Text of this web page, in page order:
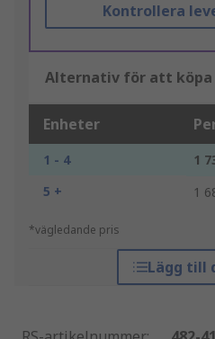
Kontrollera
Alternativ för att köpa
Enheter
1 - 4
1
5 +
1
*vägledande pris
Lägg till